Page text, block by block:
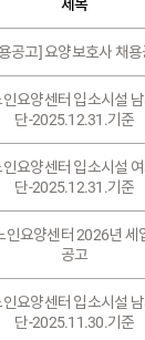
제목
공고] 요양보호사 채
요양센터 입소시설
단-2025.12.31.기준
요양센터 입소시설
단-2025.12.31.기준
인요양센터 2026년 세
공고
요양센터 입소시설
단-2025.11.30.기준